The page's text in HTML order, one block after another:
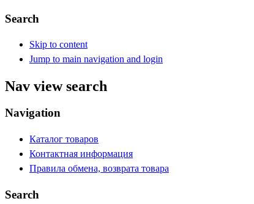
Search
Skip to content
Jump to main navigation and login
Nav view search
Navigation
Каталог товаров
Контактная информация
Правила обмена, возврата товара
Search